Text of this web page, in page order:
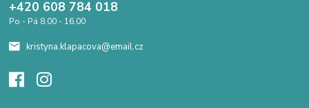
+420 608 784 018
Po - Pá 8.00 - 16.00
kristyna.klapacova@email.cz